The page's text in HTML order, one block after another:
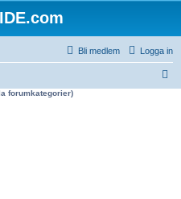
Logga in
Bli medlem
forumkategorier)